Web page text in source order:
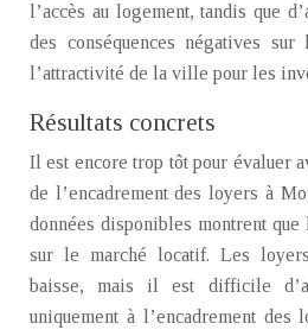
l’accès au logement, tandis que
des conséquences négatives
l’attractivité de la ville pour les
Résultats concrets
Il est encore trop tôt pour évaluer
de l’encadrement des loyers à
données disponibles montrent que
sur le marché locatif. Les
baisse, mais il est difficile
uniquement à l’encadrement des